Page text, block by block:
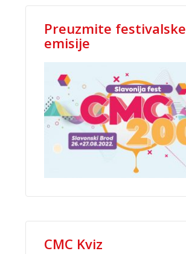
Preuzmite festivalske
emisije
CMC Kviz